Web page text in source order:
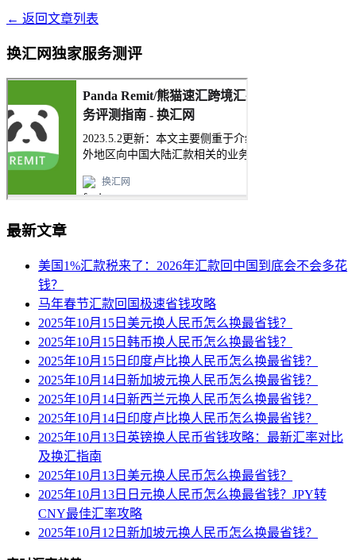
← 返回文章列表
换汇网独家服务测评
最新文章
美国1%汇款税来了：2026年汇款回中国到底会不会多花
钱？
马年春节汇款回国极速省钱攻略
2025年10月15日美元换人民币怎么换最省钱？
2025年10月15日韩币换人民币怎么换最省钱？
2025年10月15日印度卢比换人民币怎么换最省钱？
2025年10月14日新加坡元换人民币怎么换最省钱？
2025年10月14日新西兰元换人民币怎么换最省钱？
2025年10月14日印度卢比换人民币怎么换最省钱？
2025年10月13日英镑换人民币省钱攻略：最新汇率对比
及换汇指南
2025年10月13日美元换人民币怎么换最省钱？
2025年10月13日日元换人民币怎么换最省钱？JPY转
CNY最佳汇率攻略
2025年10月12日新加坡元换人民币怎么换最省钱？